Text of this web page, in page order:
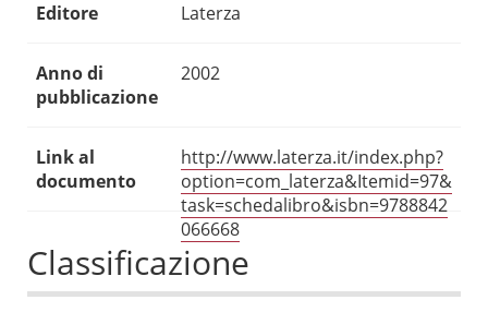
Editore Laterza
Anno di
pubblicazione
2002
Link al
documento
http://www.laterza.it/index.php?
option=com_laterza&Itemid=97&
task=schedalibro&isbn=9788842
066668
Classificazione